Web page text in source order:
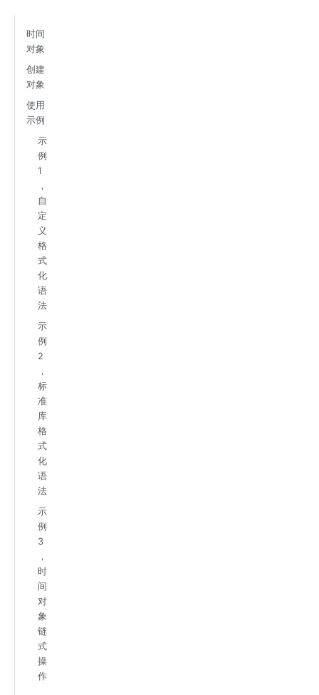
时间
对象
创建
对象
使用
示例
示
例
1
，
自
定
义
格
式
化
语
法
示
例
2
，
标
准
库
格
式
化
语
法
示
例
3
，
时
间
对
象
链
式
操
作